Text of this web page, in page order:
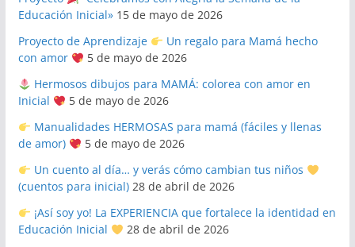
Educación Inicial» 15 de mayo de 2026
Proyecto de Aprendizaje
Un regalo para Mamá hecho
con amor
5 de mayo de 2026
Hermosos dibujos para MAMÁ: colorea con amor en
Inicial
5 de mayo de 2026
Manualidades HERMOSAS para mamá (fáciles y llenas
de amor)
5 de mayo de 2026
Un cuento al día… y verás cómo cambian tus niños
(cuentos para inicial) 28 de abril de 2026
¡Así soy yo! La EXPERIENCIA que fortalece la identidad en
Educación Inicial
28 de abril de 2026